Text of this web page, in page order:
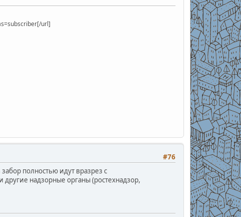
url]
#76
полностью идут вразрез с
надзорные органы (ростехнадзор,